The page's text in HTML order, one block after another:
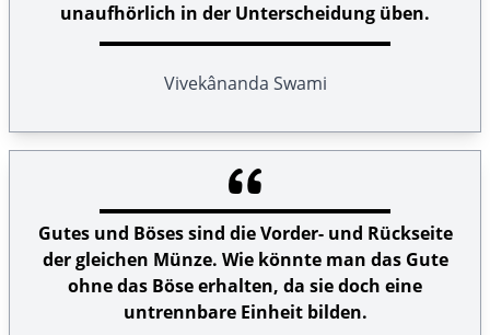
unaufhörlich in der Unterscheidung üben.
Vivekânanda Swami
Gutes und Böses sind die Vorder- und Rückseite
der gleichen Münze. Wie könnte man das Gute
ohne das Böse erhalten, da sie doch eine
untrennbare Einheit bilden.